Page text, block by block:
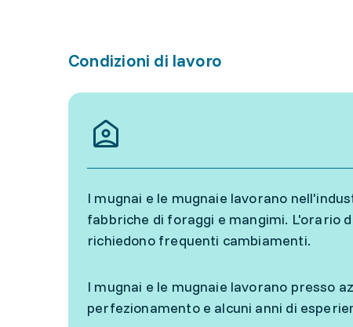
Condizioni di lavoro
I mugnai e le mugnaie lavorano
fabbriche di foraggi e mangimi. L'orario
richiedono frequenti cambiamenti.
I mugnai e le mugnaie lavorano presso
perfezionamento e alcuni anni di